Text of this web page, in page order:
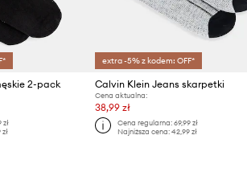
2-pack
zł
extra -5% z kodem: OFF*
Calvin Klein Jeans skarpetki
Cena aktualna:
38,99 zł
Cena regularna: 69,99 zł
Najniższa cena: 42,99 zł